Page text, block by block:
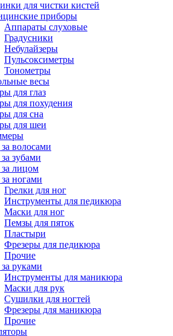
для чистки кистей
приборы
Аппараты слуховые
Градусники
Небулайзеры
Пульсоксиметры
Тонометры
весы
для глаз
для похудения
для сна
для шеи
волосами
зубами
за лицом
ногами
Грелки для ног
Инструменты для педикюра
Маски для ног
Пемзы для пяток
Пластыри
Фрезеры для педикюра
Прочие
руками
Инструменты для маникюра
Маски для рук
Сушилки для ногтей
Фрезеры для маникюра
Прочие